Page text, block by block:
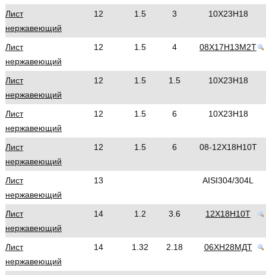
Лист
нержавеющий
12 1.5 3 10Х23Н18
Лист
нержавеющий
12 1.5 4 08Х17Н13М2Т
Лист
нержавеющий
12 1.5 1.5 10Х23Н18
Лист
нержавеющий
12 1.5 6 10Х23Н18
Лист
нержавеющий
12 1.5 6 08-12Х18Н10Т
Лист
нержавеющий
13 AISI304/304L
Лист
нержавеющий
14 1.2 3.6 12Х18Н10Т
Лист
нержавеющий
14 1.32 2.18 06ХН28МДТ